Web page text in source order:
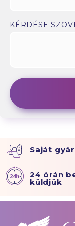
KÉRDÉSE
Saját
24 órán
küldjük